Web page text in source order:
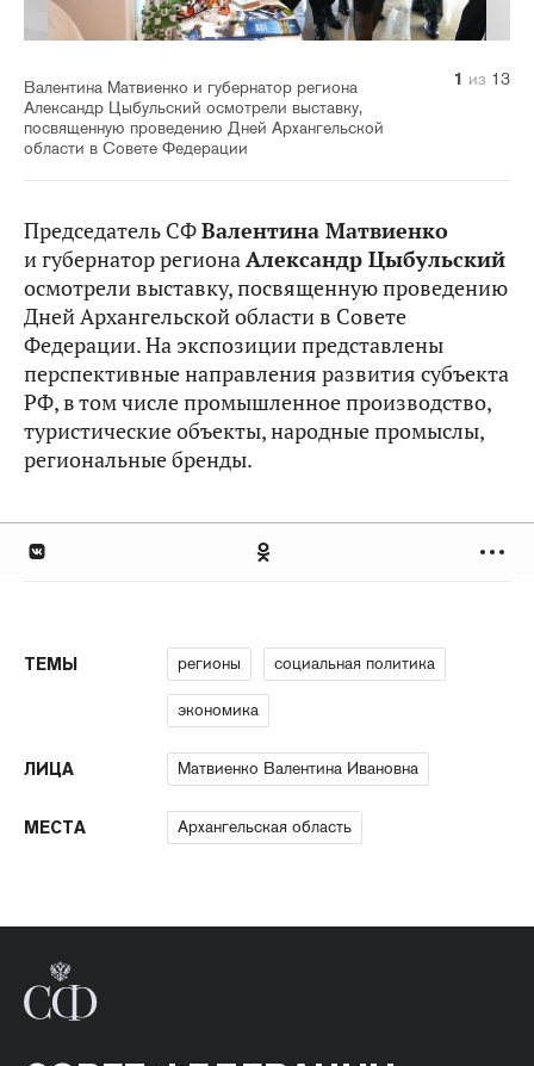
Валентина Матвиенко и губернатор региона
Александр Цыбульский осмотрели выставку,
посвященную проведению Дней Архангельской
области в Совете Федерации
1 из 13
2 из 13
3 из 13
4 из 13
5 из 13
6 из 13
7 из 13
8 из 13
9 из 13
10 из 13
11 из 13
12 из 13
13 из 13
Председатель СФВалентина Матвиенко
и губернатор регионаАлександр Цыбульский
осмотрели выставку, посвященную проведению
Дней Архангельской области в Совете
Федерации. На экспозиции представлены
перспективные направления развития субъекта
РФ, в том числе промышленное производство,
туристические объекты, народные промыслы,
региональные бренды.
ТЕМЫ регионы социальная политика
экономика
ЛИЦА Матвиенко Валентина Ивановна
МЕСТА Архангельская область